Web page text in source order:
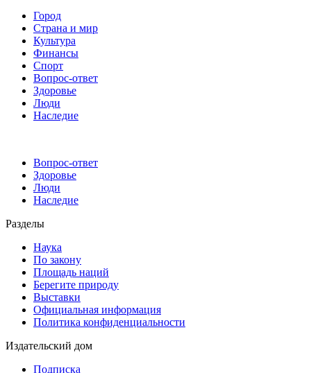
Город
Страна и мир
Культура
Финансы
Спорт
Вопрос-ответ
Здоровье
Люди
Наследие
Вопрос-ответ
Здоровье
Люди
Наследие
Разделы
Наука
По закону
Площадь наций
Берегите природу
Выставки
Официальная информация
Политика конфиденциальности
Издательский дом
Подписка